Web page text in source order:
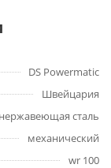
DS Powermatic
Швейцария
нержавеющая сталь
механический
wr 100